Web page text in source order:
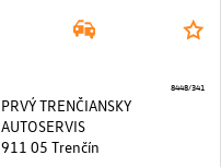
PRVÝ TRENČIANSKY
AUTOSERVIS
911 05 Trenčín
8448/341